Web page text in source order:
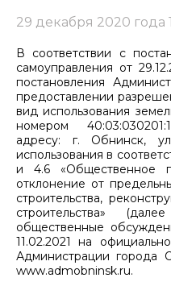
29 декабря 2020 года
В соответствии с
самоуправления от
постановления
предоставлении
вид использования
номером
адресу: г. Обнинск,
использования в
и 4.6 «Общественное
отклонение от
строительства,
строительства»
общественные
11.02.2021 на
Администрации города
www.admobninsk.ru.